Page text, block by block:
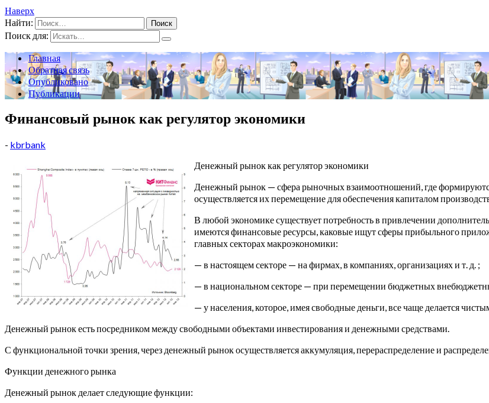
Наверх
Найти:
Поиск для:
Главная
Обратная связь
Опубликовано
Публикации
Финансовый рынок как регулятор экономики
- kbrbank
Денежный рынок как регулятор экономики
Денежный рынок — сфера рыночных взаимоотношений, где
осуществляется их перемещение для обеспечения капиталом
В любой экономике существует потребность в привлечении
имеются финансовые ресурсы, каковые ищут сферы прибыльного
главных секторах макроэкономики:
— в настоящем секторе — на фирмах, в компаниях, организациях и т. д. ;
— в национальном секторе — при перемещении бюджетных
— у населения, которое, имея свободные деньги, все чаще делается
Денежный рынок есть посредником между свободными объектами инвестирования и денежными средствами.
С функциональной точки зрения, через денежный рынок осуществляется аккумуляция, перераспределение и
Функции денежного рынка
Денежный рынок делает следующие функции: